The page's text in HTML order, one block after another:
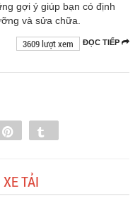
gợi ý giúp bạn có định
và sửa chữa.
ĐỌC TIẾP
3609 lượt xem
TẢI